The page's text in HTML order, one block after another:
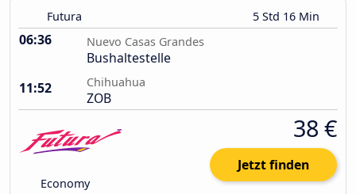
Futura 5 Std 16 Min
06:36 Nuevo Casas Grandes
Bushaltestelle
11:52
Chihuahua
ZOB
Economy
38 €
Jetzt finden